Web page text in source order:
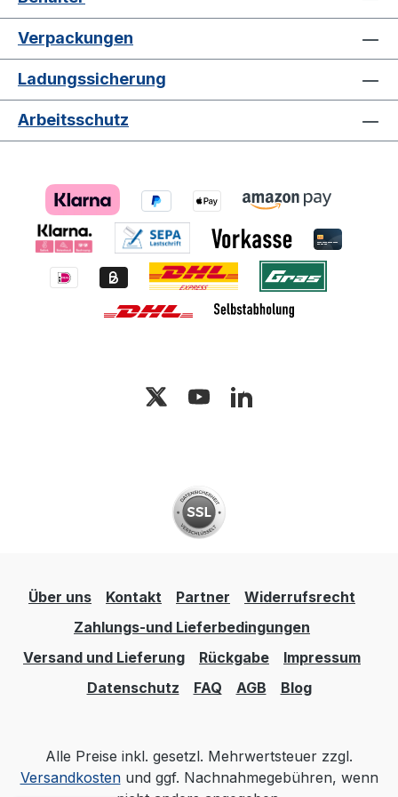
Belastung Hochregal: bis zu 800 kg
bis +60 °C Farbe Palette: schwarz Farbe
Modulaufsatz: grau Modulaufsatzhöhe:
200 mm pro Modul Gesamtgewicht (leer)
mit 4 Modulen: 59,85 kg Gesamtgewicht
Innenvolumen: 0,69 m³ (bei 4
eingesetzten Modulaufsätzen) Nestbar:
Nein Optionen: Stülpdeckel Besondere
Merkmale Flexible Nutzung: Drei
klappbare Modulaufsätze ermöglichen
variable Höhenanpassungen und
erweitern die Nutzungsmöglichkeiten.
Effiziente Handhabung: Unterfahrbar von
Zusätzliche Optionen: Stülpdeckel für
zusätzlichen Schutz und Sicherheit.
Verpackungen
Ladungssicherung
Arbeitsschutz
Über uns Kontakt Partner
Widerrufsrecht
Zahlungs-und Lieferbedingungen
Versand und Lieferung
Rückgabe
Impressum
Datenschutz
FAQ AGB Blog
Alle Preise inkl. gesetzl. Mehrwertsteuer zzgl.
Versandkostenund ggf. Nachnahmegebühren, wenn